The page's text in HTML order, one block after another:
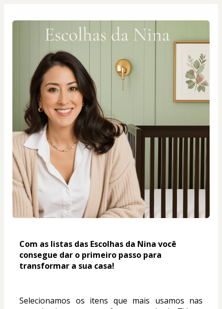
Com as listas das Escolhas da Nina você
consegue dar o primeiro passo para
transformar a sua casa!
Selecionamos os itens que mais usamos nas